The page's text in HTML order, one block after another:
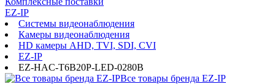
EZ-IP
Системы видеонаблюдения
Камеры видеонаблюдения
HD камеры AHD, TVI, SDI, CVI
EZ-IP
EZ-HAC-T6B20P-LED-0280B
Все товары бренда EZ-IP